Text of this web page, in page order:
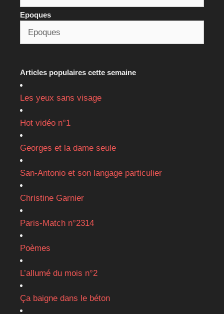
Epoques
Articles populaires cette semaine
Les yeux sans visage
Hot vidéo n°1
Georges et la dame seule
San-Antonio et son langage particulier
Christine Garnier
Paris-Match n°2314
Poèmes
L’allumé du mois n°2
Ça baigne dans le béton